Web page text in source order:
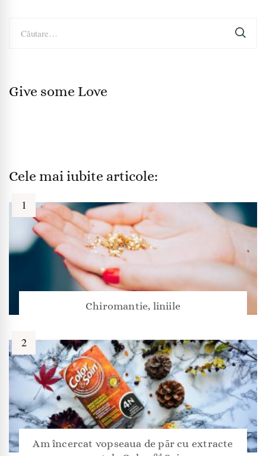
după:
Give some Love
Cele mai iubite articole:
Chiromantie, liniile
Am încercat vopseaua de păr cu extracte